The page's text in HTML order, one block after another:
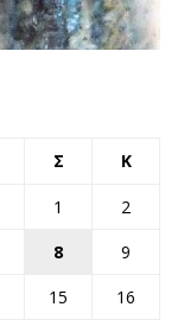
Σ Κ
1
2
8
9
15
16